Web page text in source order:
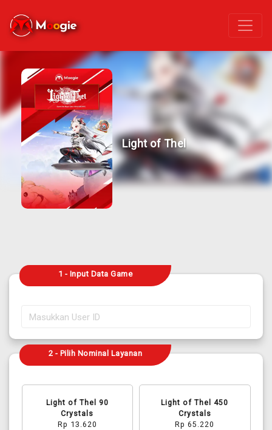
Light of Thel
1 - Input Data Game
2 - Pilih Nominal Layanan
Light of Thel 90
Crystals
Rp 13.620
Light of Thel 450
Crystals
Rp 65.220